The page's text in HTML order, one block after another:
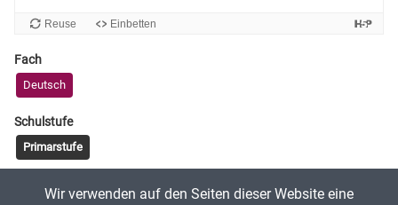
Fach
Deutsch
Schulstufe
Primarstufe
Wir verwenden auf den Seiten dieser Website eine